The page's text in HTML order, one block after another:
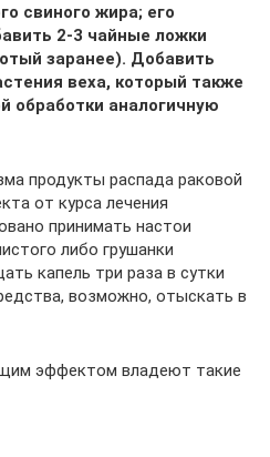
свиного жира; его
2-3 чайные ложки
заранее). Добавить
веха, который также
обработки аналогичную
продукты распада раковой
от курса лечения
принимать настои
либо грушанки
капель три раза в сутки
возможно, отыскать в
эффектом владеют такие